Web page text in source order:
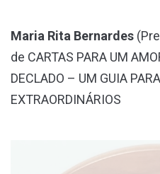
Maria Rita Bernardes
de CARTAS PARA UM
DECLADO – UM GUIA
EXTRAORDINÁRIOS